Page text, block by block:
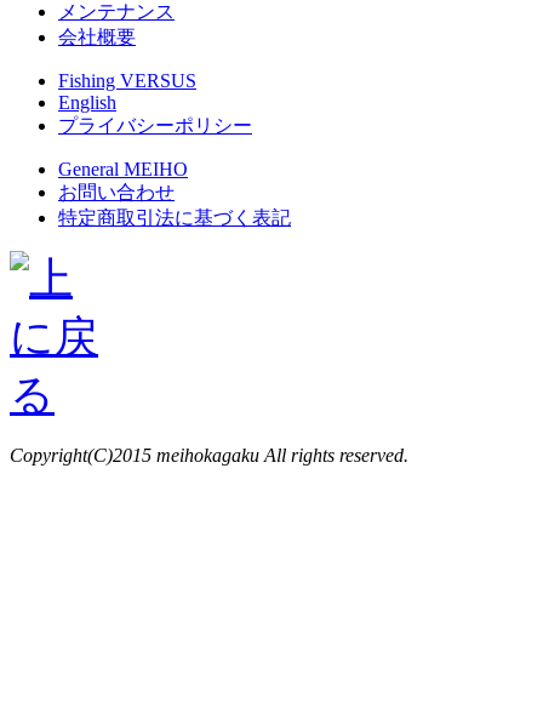
メンテナンス
会社概要
Fishing VERSUS
English
プライバシーポリシー
General MEIHO
お問い合わせ
特定商取引法に基づく表記
Copyright(C)2015 meihokagaku All rights reserved.